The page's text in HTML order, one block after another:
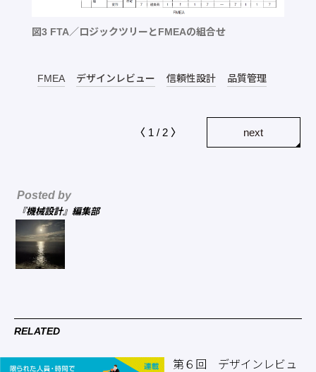
図3 FTA／ロジックツリーとFMEAの組合せ
FMEA デザインレビュー 信頼性設計 品質管理
〈 1 / 2 〉 next
Posted by
『機械設計』編集部
RELATED
第６回 デザインレビュ